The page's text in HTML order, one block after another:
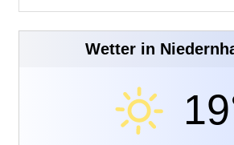
nach:
Wetter in